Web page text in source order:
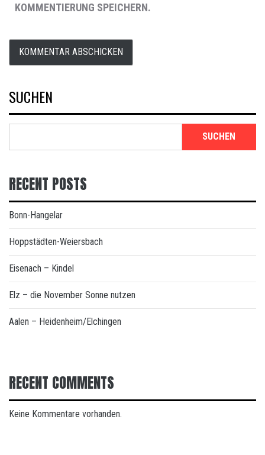
KOMMENTIERUNG SPEICHERN.
SUCHEN
SUCHEN
RECENT POSTS
Bonn-Hangelar
Hoppstädten-Weiersbach
Eisenach – Kindel
Elz – die November Sonne nutzen
Aalen – Heidenheim/Elchingen
RECENT COMMENTS
Keine Kommentare vorhanden.